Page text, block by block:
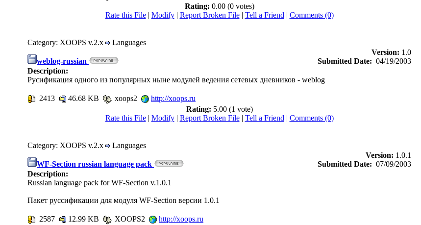
Rating: 0.00 (0 votes)
Rate this File| Modify| Report Broken File| Tell a Friend | Comments (0)
Category: XOOPS v.2.x Languages
weblog-russian
Version: 1.0
Submitted Date: 04/19/2003
Description:
Русификация одного из популярных ныне модулей ведения сетевых дневников - weblog
2413 46.68 KB xoops2
http://xoops.ru
Rating: 5.00 (1 vote)
Rate this File| Modify| Report Broken File| Tell a Friend | Comments (0)
Category: XOOPS v.2.x Languages
WF-Section russian language pack
Version: 1.0.1
Submitted Date: 07/09/2003
Description:
Russian language pack for WF-Section v.1.0.1
Пакет руссификации для модуля WF-Section версии 1.0.1
2587 12.99 KB XOOPS2
http://xoops.ru